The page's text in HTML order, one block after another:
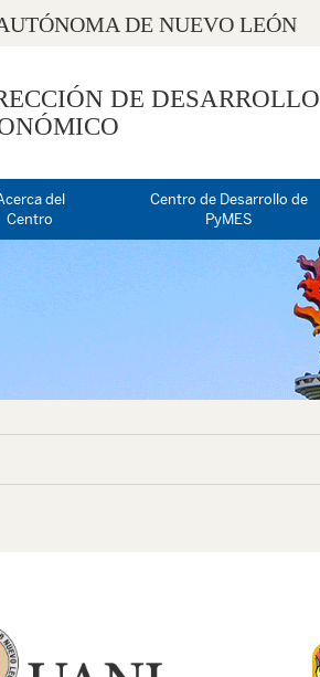
DE NUEVO LEÓN
DE DESARROLLO
del
Centro
Centro de Desarrollo de
PyMES